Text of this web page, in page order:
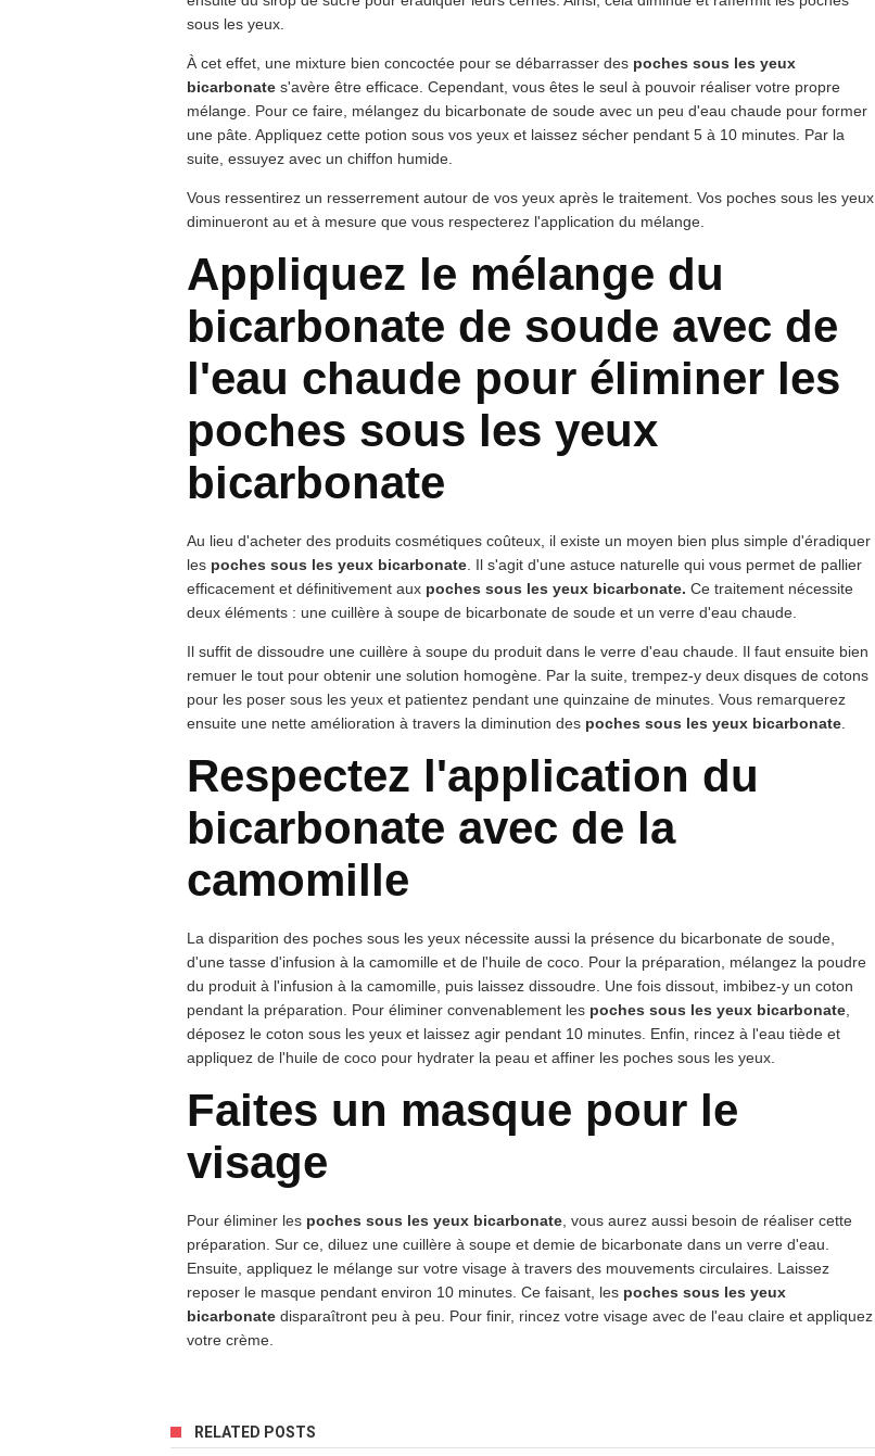
sous les yeux.
À cet effet, une mixture bien concoctée pour se débarrasser des poches sous les yeux
bicarbonate s'avère être efficace. Cependant, vous êtes le seul à pouvoir réaliser votre propre
mélange. Pour ce faire, mélangez du bicarbonate de soude avec un peu d'eau chaude pour former
une pâte. Appliquez cette potion sous vos yeux et laissez sécher pendant 5 à 10 minutes. Par la
suite, essuyez avec un chiffon humide.
Vous ressentirez un resserrement autour de vos yeux après le traitement. Vos poches sous les yeux
diminueront au et à mesure que vous respecterez l'application du mélange.
Appliquez le mélange du
bicarbonate de soude avec de
l'eau chaude pour éliminer les
poches sous les yeux
bicarbonate
Au lieu d'acheter des produits cosmétiques coûteux, il existe un moyen bien plus simple d'éradiquer
les poches sous les yeux bicarbonate . Il s'agit d'une astuce naturelle qui vous permet de pallier
efficacement et définitivement aux poches sous les yeux bicarbonate. Ce traitement nécessite
deux éléments : une cuillère à soupe de bicarbonate de soude et un verre d'eau chaude.
Il suffit de dissoudre une cuillère à soupe du produit dans le verre d'eau chaude. Il faut ensuite bien
remuer le tout pour obtenir une solution homogène. Par la suite, trempez-y deux disques de cotons
pour les poser sous les yeux et patientez pendant une quinzaine de minutes. Vous remarquerez
ensuite une nette amélioration à travers la diminution des poches sous les yeux bicarbonate
Respectez l'application du
bicarbonate avec de la
camomille
La disparition des poches sous les yeux nécessite aussi la présence du bicarbonate de soude,
d'une tasse d'infusion à la camomille et de l'huile de coco. Pour la préparation, mélangez la poudre
du produit à l'infusion à la camomille, puis laissez dissoudre. Une fois dissout, imbibez-y un coton
pendant la préparation. Pour éliminer convenablement les poches sous les yeux bicarbonate
déposez le coton sous les yeux et laissez agir pendant 10 minutes. Enfin, rincez à l'eau tiède et
appliquez de l'huile de coco pour hydrater la peau et affiner les poches sous les yeux.
Faites un masque pour le
visage
Pour éliminer les poches sous les yeux bicarbonate , vous aurez aussi besoin de réaliser cette
préparation. Sur ce, diluez une cuillère à soupe et demie de bicarbonate dans un verre d'eau.
Ensuite, appliquez le mélange sur votre visage à travers des mouvements circulaires. Laissez
reposer le masque pendant environ 10 minutes. Ce faisant, les poches sous les yeux
bicarbonate disparaîtront peu à peu. Pour finir, rincez votre visage avec de l'eau claire et appliquez
votre crème.
RELATED POSTS